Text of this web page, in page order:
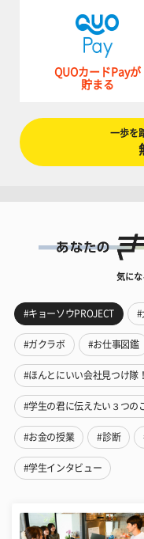
QUOカードPayが
貯まる
一歩を
気にな
#キョーソウPROJECT #
#ガクラボ #お仕事図鑑
#ほんとにいい会社見つけ隊！
#学生の君に伝えたい３つの
#お金の授業 #診断
#学生インタビュー